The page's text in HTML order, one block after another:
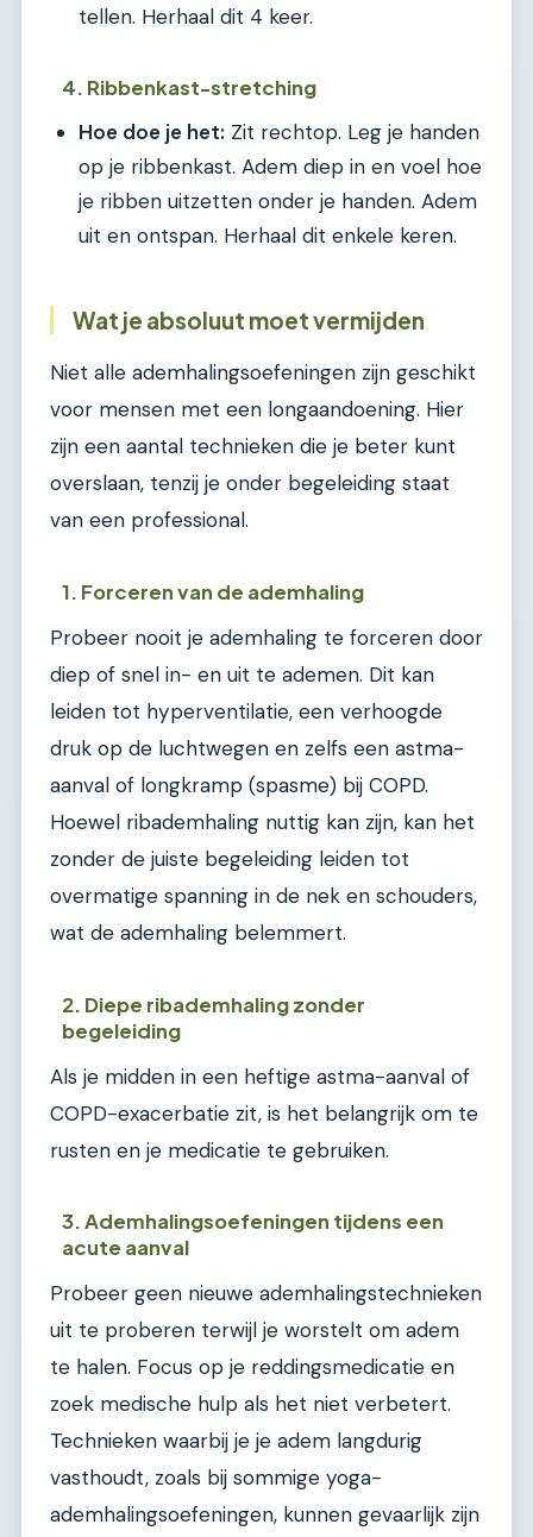
tellen. Herhaal dit 4 keer.
4. Ribbenkast-stretching
Hoe doe je het: Zit rechtop. Leg je handen
op je ribbenkast. Adem diep in en voel hoe
je ribben uitzetten onder je handen. Adem
uit en ontspan. Herhaal dit enkele keren.
Wat je absoluut moet vermijden
Niet alle ademhalingsoefeningen zijn geschikt
voor mensen met een longaandoening. Hier
zijn een aantal technieken die je beter kunt
overslaan, tenzij je onder begeleiding staat
van een professional.
1. Forceren van de ademhaling
Probeer nooit je ademhaling te forceren door
diep of snel in- en uit te ademen. Dit kan
leiden tot hyperventilatie, een verhoogde
druk op de luchtwegen en zelfs een astma-
aanval of longkramp (spasme) bij COPD.
Hoewel ribademhaling nuttig kan zijn, kan het
zonder de juiste begeleiding leiden tot
overmatige spanning in de nek en schouders,
wat de ademhaling belemmert.
2. Diepe ribademhaling zonder
begeleiding
Als je midden in een heftige astma-aanval of
COPD-exacerbatie zit, is het belangrijk om te
rusten en je medicatie te gebruiken.
3. Ademhalingsoefeningen tijdens een
acute aanval
Probeer geen nieuwe ademhalingstechnieken
uit te proberen terwijl je worstelt om adem
te halen. Focus op je reddingsmedicatie en
zoek medische hulp als het niet verbetert.
Technieken waarbij je je adem langdurig
vasthoudt, zoals bij sommige yoga-
ademhalingsoefeningen, kunnen gevaarlijk zijn